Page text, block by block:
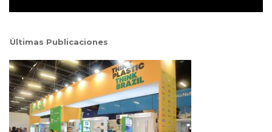
Últimas Publicaciones